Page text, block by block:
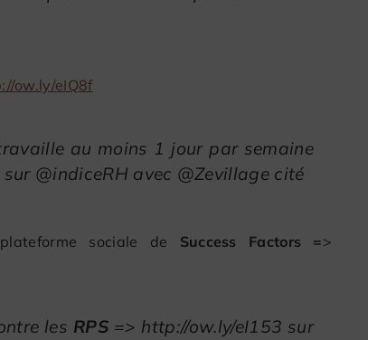
ow.ly/eIQ8f
au moins 1 jour par semaine
@indiceRH avec @Zevillage cité
sociale de Success Factors =>
les RPS=> http://ow.ly/eI153 sur